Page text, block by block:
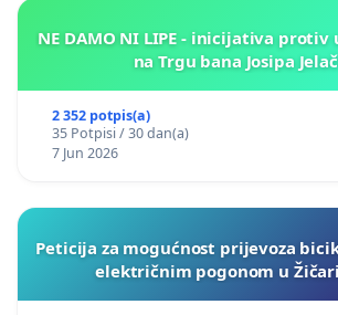
NE DAMO NI LIPE - inicijativa
na Trgu bana Josipa
2 352 potpis(a)
35 Potpisi / 30 dan(a)
7 Jun 2026
Peticija za mogućnost prijevoza
električnim pogonom u